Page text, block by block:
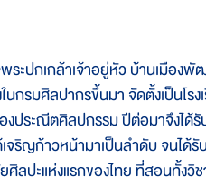
กเกล้าเจ้าอยู่หัว บ้านเมืองพัฒ
นกรมศิลปากรขึ้นมา จัดตั้งเป็นโ
งประณีตศิลปกรรม ปีต่อมาจึงได้รั
จริญก้าวหน้ามาเป็นลำดับ จนได้รั
ปะแห่งแรกของไทย ที่สอนทั้งวิ